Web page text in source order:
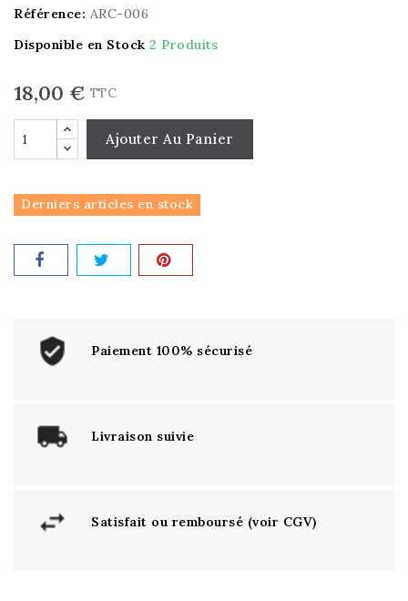
Référence: ARC-006
Disponible en Stock 2 Produits
18,00 € TTC
Ajouter Au Panier
Derniers articles en stock
Paiement 100% sécurisé
Livraison suivie
Satisfait ou remboursé (voir CGV)